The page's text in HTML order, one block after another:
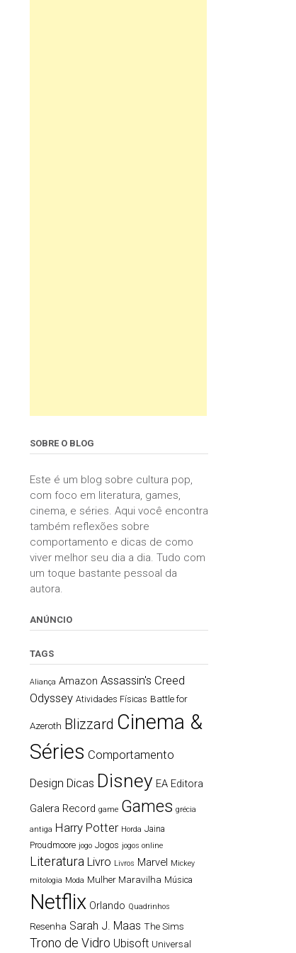
SOBRE O BLOG
Este é um blog sobre cultura pop,
com foco em literatura, games,
cinema, e séries. Aqui você encontra
também reflexões sobre
comportamento e dicas de como
viver melhor seu dia a dia. Tudo com
um toque bastante pessoal da
autora.
ANÚNCIO
TAGS
Aliança Amazon Assassin's Creed
Odyssey Atividades Físicas Battle for
Azeroth Blizzard Cinema &
Séries Comportamento
Design Dicas Disney EA Editora
Galera Record game Games grécia
antiga Harry Potter Horda Jaina
Proudmoore jogo Jogos jogos online
Literatura Livro Livros Marvel
Mickey
mitologia Moda Mulher Maravilha Música
Netflix Orlando Quadrinhos
Resenha Sarah J. Maas The Sims
Trono de Vidro Ubisoft Universal